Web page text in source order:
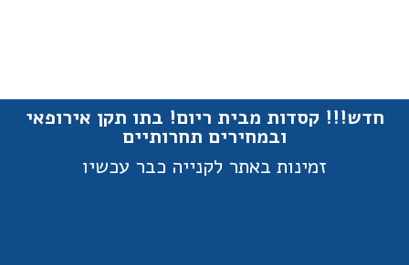
חדש!!! קסדות מבית ריום! בתו תקן אירופאי
ובמחירים תחרותיים
זמינות באתר לקנייה כבר עכשיו